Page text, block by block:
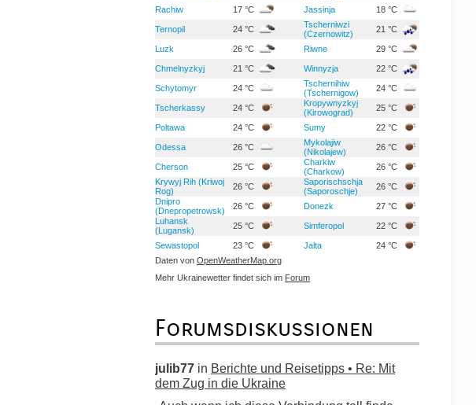
Rachiw 17 °C Jassinja 18 °C
Ternopil 24 °C
Tscherniwzi
(Czernowitz)
21 °C
Luzk 26 °C Riwne 29 °C
Chmelnyzkyj 21 °C Winnyzja 22 °C
Schytomyr 24 °C
Tschernihiw
(Tschernigow)
24 °C
Tscherkassy 24 °C
Kropywnyzkyj
(Kirowograd)
25 °C
Poltawa 24 °C Sumy 22 °C
Odessa 26 °C
Mykolajiw
(Nikolajew)
26 °C
Cherson 25 °C
Charkiw
(Charkow)
26 °C
Krywyj Rih (Kriwoj
Rog)
26 °C
Saporischschja
(Saporoschje)
26 °C
Dnipro
(Dnepropetrowsk)
26 °C Donezk
27 °C
Luhansk
(Lugansk)
25 °C Simferopol 22 °C
Sewastopol 23 °C Jalta
24 °C
Daten von OpenWeatherMap.org
Mehr Ukrainewetter findet sich im Forum
Forumsdiskussionen
julib77 in Berichte und Reisetipps • Re: Mit
dem Zug in die Ukraine